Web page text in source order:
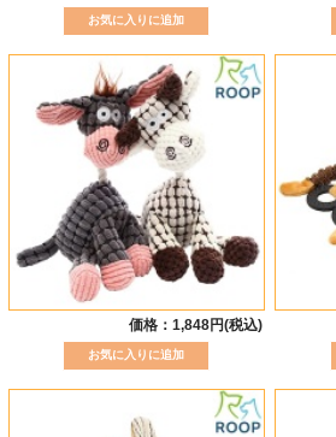
価格：1,848円(税込)